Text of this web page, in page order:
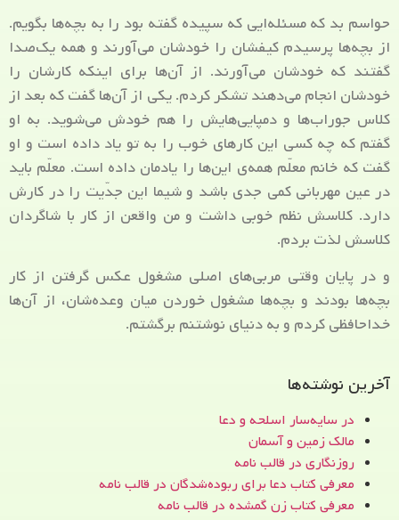
حواسم بد که مسئله‌ایی که سپیده گفته بود را به بچه‌ها بگویم.
از بچه‌ها پرسیدم کیفشان را خودشان می‌آورند و همه یک‌صدا
گفتند که خودشان می‌آورند. از آن‌ها برای اینکه کارشان را
خودشان انجام می‌دهند تشکر کردم. یکی از آن‌ها گفت که بعد از
کلاس جوراب‌ها و دمپایی‌هایش را هم خودش می‌شوید. به او
گفتم که چه کسی این کارهای خوب را به تو یاد داده است و او
گفت که خانم معلّم همه‌ی این‌ها را یادمان داده است. معلّم باید
در عین مهربانی کمی جدی باشد و شیما این جدّیت را در کارش
دارد. کلاسش نظم خوبی داشت و من واقعن از کار با شاگردان
کلاسش لذت بردم.
و در پایان وقتی مربی‌های اصلی مشغول عکس گرفتن از کار
بچه‌ها بودند و بچه‌ها مشغول خوردن میان وعده‌شان، از آن‌ها
خداحافظی کردم و به دنیای نوشتنم برگشتم.
آخرین نوشته‌ها
در سایه‌سار اسلحه و دعا
مالک زمین و آسمان
روزنگاری در قالب نامه
معرفی کتاب دعا برای ربوده‌شدگان در قالب نامه
معرفی کتاب زن‌ گمشده در قالب نامه